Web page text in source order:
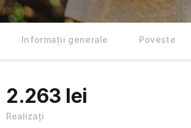
Informații generale Poveste
2.263 lei
Realizați